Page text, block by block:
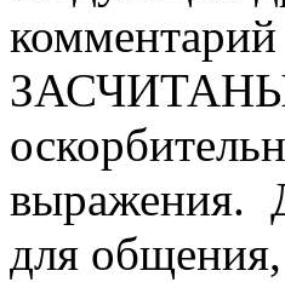
ЗАСЧИТАНЫ
выражения.
для